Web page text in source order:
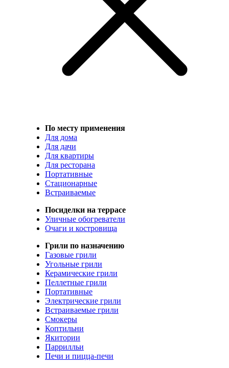
По месту применения
Для дома
Для дачи
Для квартиры
Для ресторана
Портативные
Стационарные
Встраиваемые
Посиделки на террасе
Уличные обогреватели
Очаги и костровища
Грили по назначению
Газовые грили
Угольные грили
Керамические грили
Пеллетные грили
Портативные
Электрические грили
Встраиваемые грили
Смокеры
Коптильни
Якитории
Паррилльи
Печи и пицца-печи